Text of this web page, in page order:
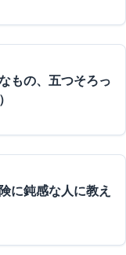
もの、五つそろっ
に鈍感な人に教え